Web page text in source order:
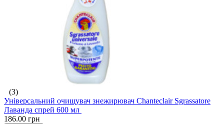
(3)
Універсальний очищувач знежирювач Chanteclair Sgrassatore
Лаванда спрей 600 мл
186.00 грн